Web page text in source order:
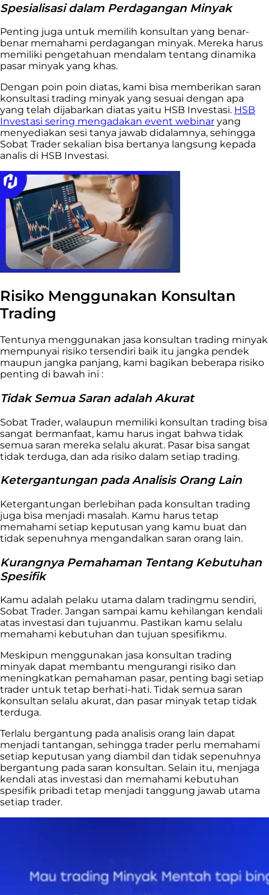
Spesialisasi dalam Perdagangan Minyak
Penting juga untuk memilih konsultan yang benar-
benar memahami perdagangan minyak. Mereka harus
memiliki pengetahuan mendalam tentang dinamika
pasar minyak yang khas.
Dengan poin poin diatas, kami bisa memberikan saran
konsultasi trading minyak yang sesuai dengan apa
yang telah dijabarkan diatas yaitu HSB Investasi. HSB
Investasi sering mengadakan event webinar yang
menyediakan sesi tanya jawab didalamnya, sehingga
Sobat Trader sekalian bisa bertanya langsung kepada
analis di HSB Investasi.
Risiko Menggunakan Konsultan
Trading
Tentunya menggunakan jasa konsultan trading minyak
mempunyai risiko tersendiri baik itu jangka pendek
maupun jangka panjang, kami bagikan beberapa risiko
penting di bawah ini :
Tidak Semua Saran adalah Akurat
Sobat Trader, walaupun memiliki konsultan trading bisa
sangat bermanfaat, kamu harus ingat bahwa tidak
semua saran mereka selalu akurat. Pasar bisa sangat
tidak terduga, dan ada risiko dalam setiap trading.
Ketergantungan pada Analisis Orang Lain
Ketergantungan berlebihan pada konsultan trading
juga bisa menjadi masalah. Kamu harus tetap
memahami setiap keputusan yang kamu buat dan
tidak sepenuhnya mengandalkan saran orang lain.
Kurangnya Pemahaman Tentang Kebutuhan
Spesifik
Kamu adalah pelaku utama dalam tradingmu sendiri,
Sobat Trader. Jangan sampai kamu kehilangan kendali
atas investasi dan tujuanmu. Pastikan kamu selalu
memahami kebutuhan dan tujuan spesifikmu.
Meskipun menggunakan jasa konsultan trading
minyak dapat membantu mengurangi risiko dan
meningkatkan pemahaman pasar, penting bagi setiap
trader untuk tetap berhati-hati. Tidak semua saran
konsultan selalu akurat, dan pasar minyak tetap tidak
terduga.
Terlalu bergantung pada analisis orang lain dapat
menjadi tantangan, sehingga trader perlu memahami
setiap keputusan yang diambil dan tidak sepenuhnya
bergantung pada saran konsultan. Selain itu, menjaga
kendali atas investasi dan memahami kebutuhan
spesifik pribadi tetap menjadi tanggung jawab utama
setiap trader.